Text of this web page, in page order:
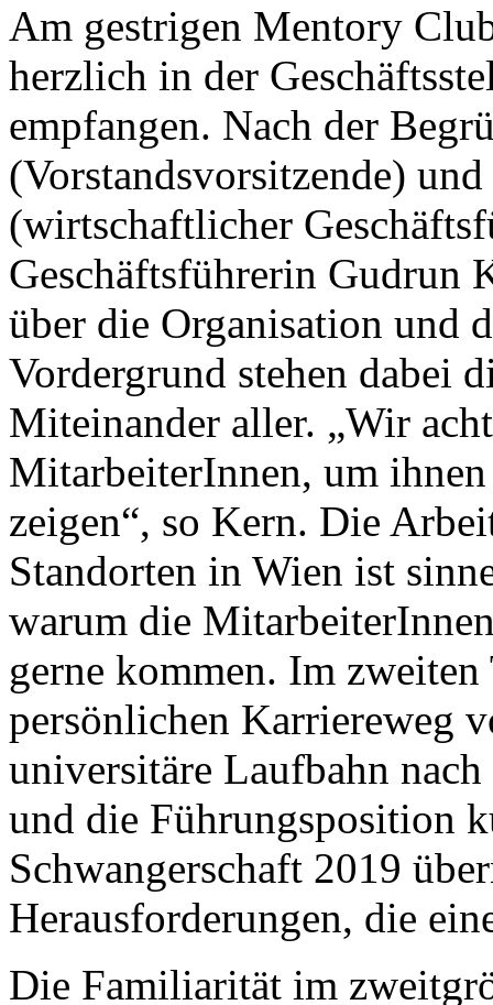
Am gestrigen Mentory
herzlich in der
empfangen. Nach der
(Vorstandsvorsitzende)
(wirtschaftlicher
Geschäftsführerin Gudrun
über die Organisation und
Vordergrund stehen dabei
Miteinander aller. „Wir
MitarbeiterInnen, um
zeigen“, so Kern. Die
Standorten in Wien ist
warum die
gerne kommen. Im
persönlichen Karriereweg
universitäre Laufbahn
und die Führungsposition
Schwangerschaft 2019
Herausforderungen, die
Die Familiarität im